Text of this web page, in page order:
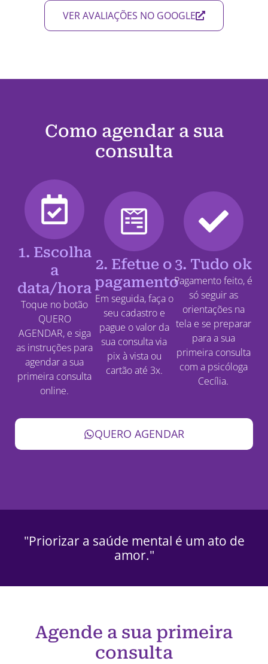
VER AVALIAÇÕES NO GOOGLE
Como agendar a sua
consulta
1. Escolha
a
data/hora
Toque no botão
QUERO
AGENDAR, e siga
as instruções para
agendar a sua
primeira consulta
online.
2. Efetue o
pagamento
Em seguida, faça o
seu cadastro e
pague o valor da
sua consulta via
pix à vista ou
cartão até 3x.
3. Tudo ok
Pagamento feito, é
só seguir as
orientações na
tela e se preparar
para a sua
primeira consulta
com a psicóloga
Cecília.
QUERO AGENDAR
"Priorizar a saúde mental é um ato de
amor."
Agende a sua primeira
consulta